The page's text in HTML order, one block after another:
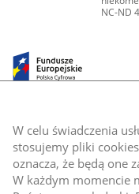
W celu świadczenia
stosujemy pliki
oznacza, że będą one
W każdym momencie
NC-ND